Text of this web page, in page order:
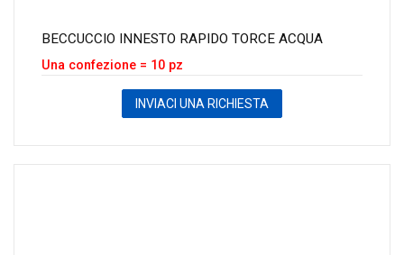
BECCUCCIO INNESTO RAPIDO TORCE ACQUA
Una confezione = 10 pz
INVIACI UNA RICHIESTA